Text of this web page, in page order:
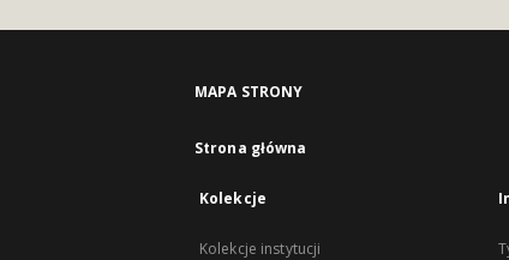
MAPA STRONY
Strona główna
Kolekcje
Kolekcje instytucji